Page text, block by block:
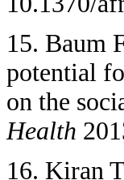
15. Baum
potential
on the
Health
16. Kiran